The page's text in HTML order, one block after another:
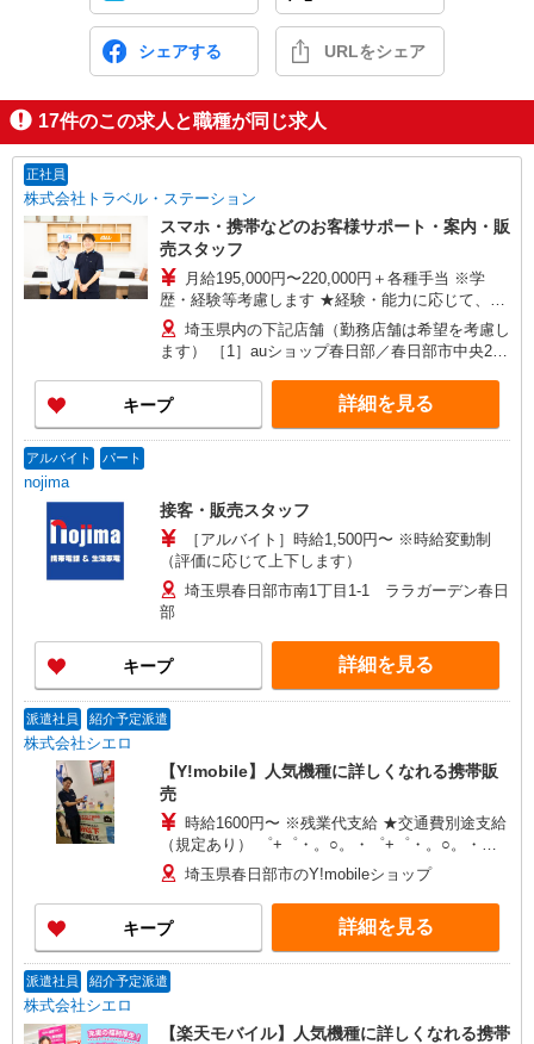
シェアする URLをシェア
17件のこの求人と職種が同じ求人
正社員
株式会社トラベル・ステーション
スマホ・携帯などのお客様サポート・案内・販
売スタッフ
月給195,000円〜220,000円＋各種手当 ※学
歴・経験等考慮します ★経験・能力に応じて、さ
らに優遇あり ＜月収例＞ ■店長【入社5年目、エ
キスパート資格保有、既婚、お子様1人、成果目標
達成の場合】 月収394,000円 ※月給23.1万円＋職
能手当（1.3万円）＋役職手当（3万円）＋資格手
当（5万円）＋家族手当（1.5万円）＋皆勤手当
（0.5万円）＋成果手当（5万円） ■3年目スタッフ
万円）
埼玉県内の下記店舗（勤務店舗は希望を考慮し
ます） ［1］auショップ春日部／春日部市中央2-
市緑区東浦和1-11-18 ［3］auショップイオンモー
ル上尾／上尾市愛宕3-8-1 イオンモール上尾2階
［4］auショップエルミこうのす／鴻巣市本町1-1-
キープ 詳細を見る
アルバイト パート
nojima
接客・販売スタッフ
［アルバイト］時給1,500円〜 ※時給変動制
（評価に応じて上下します）
埼玉県春日部市南1丁目1-1 ララガーデン春日
部
キープ 詳細を見る
派遣社員 紹介予定派遣
株式会社シエロ
【Y!mobile】人気機種に詳しくなれる携帯販
売
時給1600円〜 ※残業代支給 ★交通費別途支給
（規定あり） ゜+゜・。○。・゜+゜・。○。・゜
+゜ 入社祝い金10万円支給(規定有) お友達を紹介
頂くと, インセンティブ支給(規定有) ★月2回払
い・週払い可能（規程有）★ ゜・。○。・゜
+゜・。○。・゜+゜
埼玉県春日部市のY!mobileショップ
キープ 詳細を見る
派遣社員 紹介予定派遣
株式会社シエロ
【楽天モバイル】人気機種に詳しくなれる携帯